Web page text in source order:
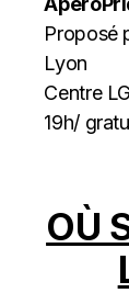
Proposé
Lyon
Centre
19h/
OÙ